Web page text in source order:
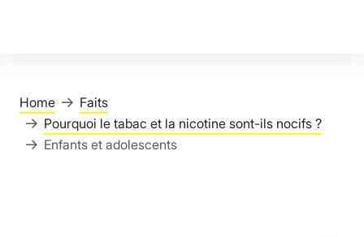
Home
Faits
Pourquoi le tabac et la nicotine sont-ils nocifs ?
Enfants et adolescents